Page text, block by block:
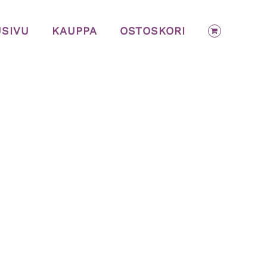
KAUPPA OSTOSKORI